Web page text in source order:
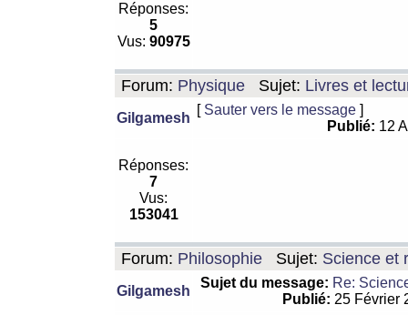
Réponses:
5
Vus: 90975
Forum: Physique Sujet: Livres et
Gilgamesh
[ Sauter vers le message ]
Publié: 12
Réponses:
7
Vus:
153041
Forum: Philosophie Sujet: Science et
Gilgamesh
Sujet du message: Re:
Publié: 25 Février